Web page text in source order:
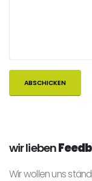
wir lieben
Wir wollen uns